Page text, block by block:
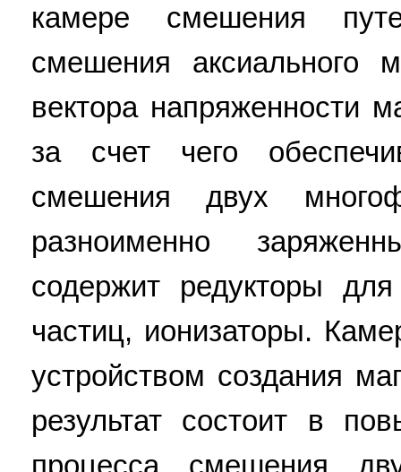
камере смешения
смешения аксиального
вектора напряженности
за счет чего
смешения двух
разноименно
содержит редукторы
частиц, ионизаторы.
устройством создания
результат состоит в
процесса смешения